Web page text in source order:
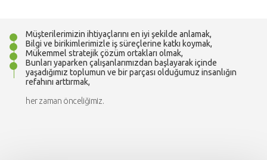
Müşterilerimizin ihtiyaçlarını en iyi şekilde anlamak,
Bilgi ve birikimlerimizle iş süreçlerine katkı koymak,
Mükemmel stratejik çözüm ortakları olmak,
Bunları yaparken çalışanlarımızdan başlayarak içinde
yaşadığımız toplumun ve bir parçası olduğumuz insanlığın
refahını arttırmak,
her zaman önceliğimiz.